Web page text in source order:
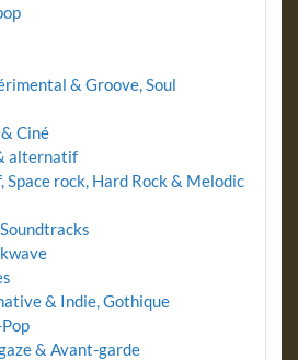
& Groove, Soul
Ciné
alternatif
rock, Hard Rock & Melodic
& Indie, Gothique
& Avant-garde